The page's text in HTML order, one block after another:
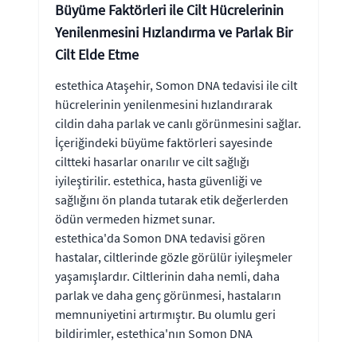
Büyüme Faktörleri ile Cilt Hücrelerinin
Yenilenmesini Hızlandırma ve Parlak Bir
Cilt Elde Etme
estethica Ataşehir, Somon DNA tedavisi ile cilt
hücrelerinin yenilenmesini hızlandırarak
cildin daha parlak ve canlı görünmesini sağlar.
İçeriğindeki büyüme faktörleri sayesinde
ciltteki hasarlar onarılır ve cilt sağlığı
iyileştirilir. estethica, hasta güvenliği ve
sağlığını ön planda tutarak etik değerlerden
ödün vermeden hizmet sunar.
estethica'da Somon DNA tedavisi gören
hastalar, ciltlerinde gözle görülür iyileşmeler
yaşamışlardır. Ciltlerinin daha nemli, daha
parlak ve daha genç görünmesi, hastaların
memnuniyetini artırmıştır. Bu olumlu geri
bildirimler, estethica'nın Somon DNA